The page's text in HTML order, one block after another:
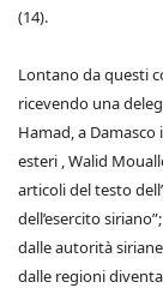
(14).
Lontano da questi
ricevendo una
Hamad, a
esteri , Walid
articoli del testo
dell’esercito
dalle autorità
dalle regioni